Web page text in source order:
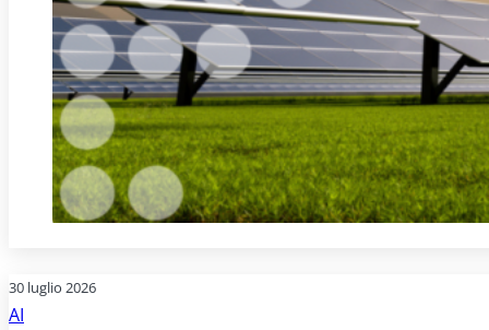
30 luglio 2026
AI